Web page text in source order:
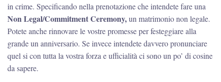
in crime. Specificando nella prenotazione che intendete fare una
Non Legal/Commitment Ceremony,un matrimonio non legale.
Potete anche rinnovare le vostre promesse per festeggiare alla
grande un anniversario. Se invece intendete davvero pronunciare
quel si con tutta la vostra forza e ufficialità ci sono un po’ di cosine
da sapere.